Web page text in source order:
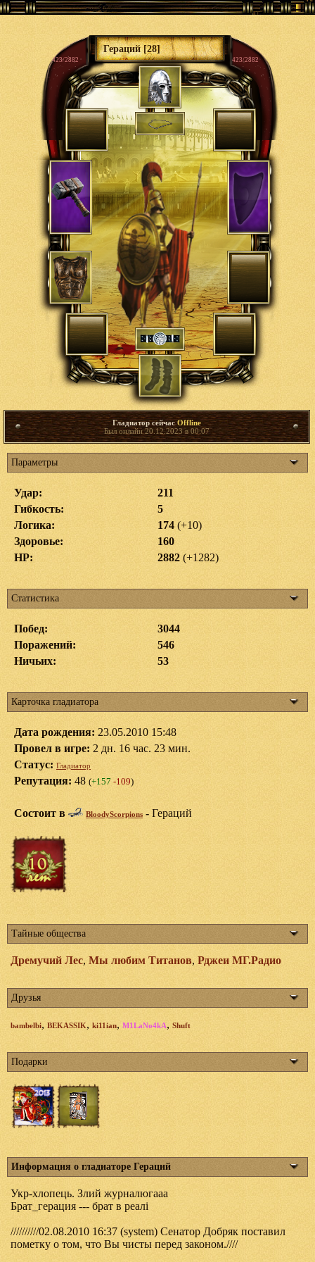
Гераций [28]
423/2882 423/2882
Гладиатор сейчасOffline
Был онлайн 20.12.2023 в 00:07
Параметры
Удар:
211
Гибкость:
5
Логика:
174 (+10)
Здоровье:
160
HP:
2882 (+1282)
Статистика
Побед:
3044
Поражений:
546
Ничьих:
53
Карточка гладиатора
Дата рождения: 23.05.2010 15:48
Провел в игре: 2 дн. 16 час. 23 мин.
Статус: Гладиатор
Репутация: 48 (+157 -109)
Состоит в BloodyScorpions - Гераций
Тайные общества
Дремучий Лес, Мы любим Титанов, Рджеи МГ.Радио
Друзья
bambelbi, BEKASSIK, ki11ian, M1LaNo4kA, Shuft
Подарки
Информация о гладиаторе Гераций
Укр-хлопець. Злий журналюгааа
Брат_герация --- брат в реалі
//////////02.08.2010 16:37 (system) Сенатор Добряк поставил
пометку о том, что Вы чисты перед законом.////